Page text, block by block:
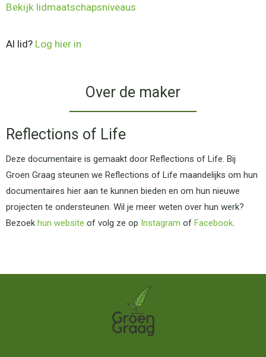
Bekijk lidmaatschapsniveaus
Al lid? Log hier in
Over de maker
Reflections of Life
Deze documentaire is gemaakt door Reflections of Life. Bij
Groen Graag steunen we Reflections of Life maandelijks om hun
documentaires hier aan te kunnen bieden en om hun nieuwe
projecten te ondersteunen. Wil je meer weten over hun werk?
Bezoek hun website of volg ze op Instagram of Facebook.